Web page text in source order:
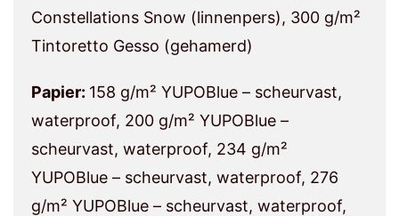
Constellations Snow (linnenpers), 300 g/m²
Tintoretto Gesso (gehamerd)
Papier: 158 g/m² YUPOBlue – scheurvast,
waterproof, 200 g/m² YUPOBlue –
scheurvast, waterproof, 234 g/m²
YUPOBlue – scheurvast, waterproof, 276
g/m² YUPOBlue – scheurvast, waterproof,